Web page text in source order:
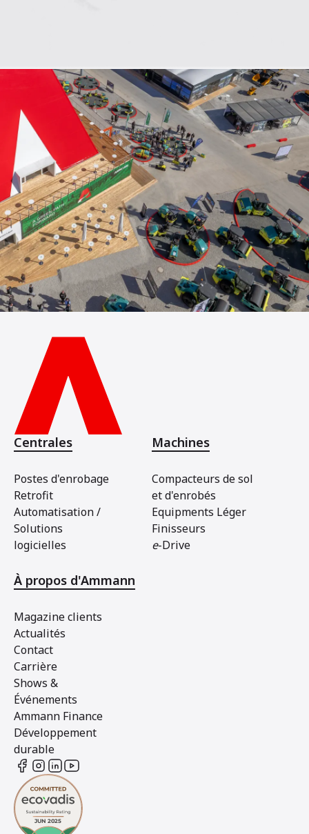
Centrales
Postes d'enrobage
Retrofit
Automatisation /
Solutions
logicielles
Machines
Compacteurs de sol
et d'enrobés
Equipments Léger
Finisseurs
e-Drive
À propos d'Ammann
Magazine clients
Actualités
Contact
Carrière
Shows &
Événements
Ammann Finance
Développement
durable